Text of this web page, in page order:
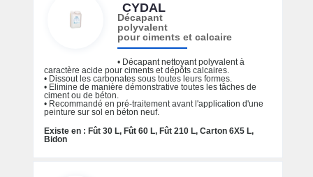
CYDAL
Décapant
polyvalent
pour ciments et calcaire
• Décapant nettoyant polyvalent à
caractère acide pour ciments et dépôts calcaires.
• Dissout les carbonates sous toutes leurs formes.
• Elimine de manière démonstrative toutes les tâches de
ciment ou de béton.
• Recommandé en pré-traitement avant l'application d'une
peinture sur sol en béton neuf.
Existe en : Fût 30 L, Fût 60 L, Fût 210 L, Carton 6X5 L,
Bidon